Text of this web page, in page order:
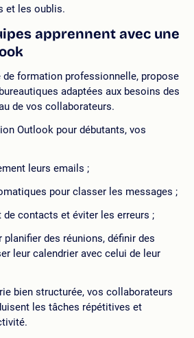
et les oublis.
apprennent avec une
de formation professionnelle, propose
adaptées aux besoins des
de vos collaborateurs.
Outlook pour débutants, vos
leurs emails ;
pour classer les messages ;
de contacts et éviter les erreurs ;
planifier des réunions, définir des
leur calendrier avec celui de leur
bien structurée, vos collaborateurs
les tâches répétitives et